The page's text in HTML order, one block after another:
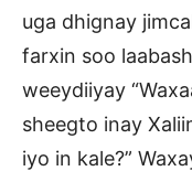
uga dhignay
farxin soo
weeydiiyay
sheegto inay
iyo in kale?”